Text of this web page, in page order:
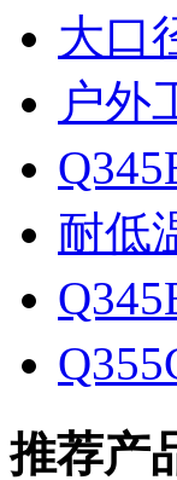
大口
户外
耐低
推荐产